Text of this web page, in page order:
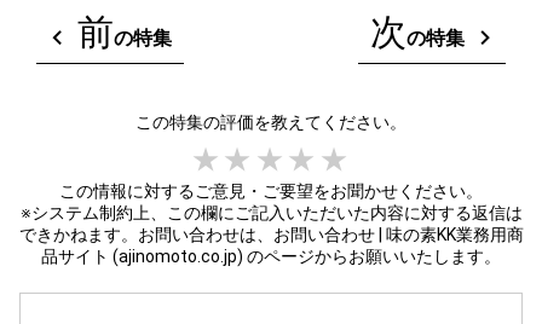
前の特集 次の特集
この特集の評価を教えてください。
4 stars
3 stars
2 stars
1 star
この情報に対するご意見・ご要望をお聞かせください。
※システム制約上、この欄にご記入いただいた内容に対する返信は
できかねます。お問い合わせは、 お問い合わせ | 味の素KK業務用商
品サイト (ajinomoto.co.jp) のページからお願いいたします。